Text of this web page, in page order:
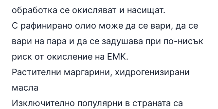
обработка се окисляват и насищат.
С рафинирано олио може да се вари, да се
вари на пара и да се задушава при по-нисък
риск от окисление на ЕМК.
Растителни маргарини, хидрогенизирани
масла
Изключително популярни в страната са